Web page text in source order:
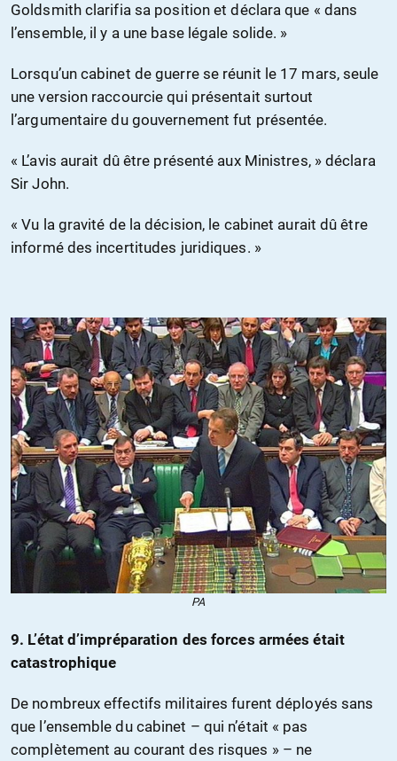
Goldsmith clarifia sa position et déclara que « dans
l’ensemble, il y a une base légale solide. »
Lorsqu’un cabinet de guerre se réunit le 17 mars, seule
une version raccourcie qui présentait surtout
l’argumentaire du gouvernement fut présentée.
« L’avis aurait dû être présenté aux Ministres, » déclara
Sir John.
« Vu la gravité de la décision, le cabinet aurait dû être
informé des incertitudes juridiques. »
PA
9. L’état d’impréparation des forces armées était
catastrophique
De nombreux effectifs militaires furent déployés sans
que l’ensemble du cabinet – qui n’était « pas
complètement au courant des risques » – ne